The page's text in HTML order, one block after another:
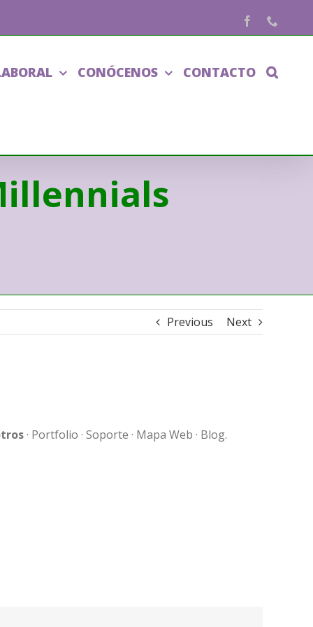
Facebook
CONÓCENOS CONTACTO
Previous Next
· Portfolio · Soporte · Mapa Web · Blog.